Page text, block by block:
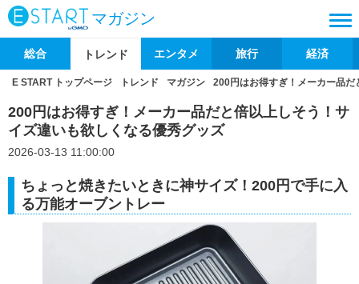
マガジン
総合 トレンド エンタメ 旅行 経済
E START トップページ トレンド マガジン 200円はお得すぎ！メーカー品
200円はお得すぎ！メーカー品だと倍以上しそう！サ
イズ違いも欲しくなる優秀グッズ
2026-03-13 11:00:00
ちょっと焼きたいときに神サイズ！200円で手に入
る万能オーブントレー